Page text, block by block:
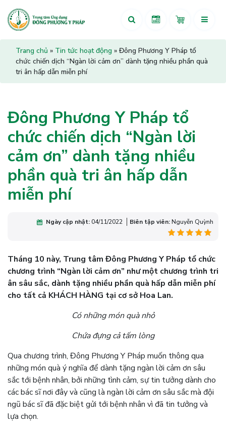
Trang chủ » Tin tức hoạt động » Đông Phương Y Pháp tổ
chức chiến dịch “Ngàn lời cảm ơn” dành tặng nhiều phần quà
tri ân hấp dẫn miễn phí
Đông Phương Y Pháp tổ
chức chiến dịch “Ngàn lời
cảm ơn” dành tặng nhiều
phần quà tri ân hấp dẫn
miễn phí
Ngày cập nhật:04/11/2022 Biên tập viên:Nguyễn Quỳnh
Tháng 10 này, Trung tâm Đông Phương Y Pháp tổ chức
chương trình “Ngàn lời cảm ơn” như một chương trình tri
ân sâu sắc, dành tặng nhiều phần quà hấp dẫn miễn phí
cho tất cả KHÁCH HÀNG tại cơ sở Hoa Lan.
Có những món quà nhỏ
Chứa đựng cả tấm lòng
Qua chương trình, Đông Phương Y Pháp muốn thông qua
những món quà ý nghĩa để dành tặng ngàn lời cảm ơn sâu
sắc tới bệnh nhân, bởi những tình cảm, sự tin tưởng dành cho
các bác sĩ nơi đây và cũng là ngàn lời cảm ơn sâu sắc mà đội
ngũ bác sĩ đã đặc biệt gửi tới bệnh nhân vì đã tin tưởng và
lựa chọn.